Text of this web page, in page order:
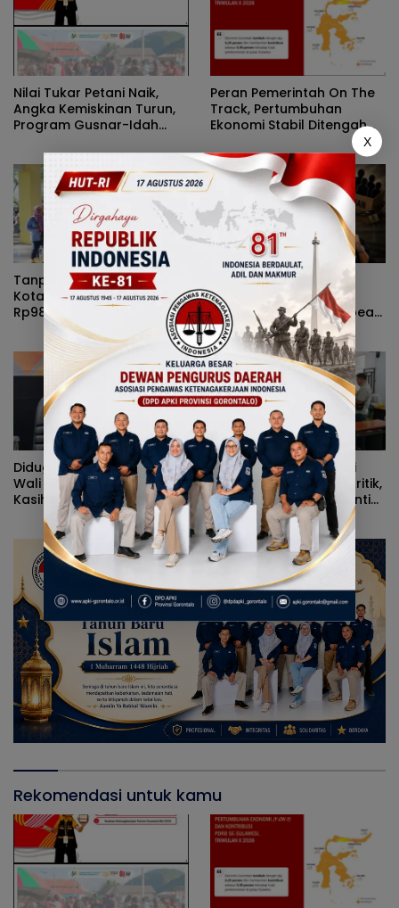
Nilai Tukar Petani Naik,
Angka Kemiskinan Turun,
Program Gusnar-Idah
Dan Dinikmati Masyarakat
Peran Pemerintah On The
Track, Pertumbuhan
Ekonomi Stabil Ditengah
Tanpa Kehadiran Wali
Kota, Pemprov Salurkan
Rp987 Juta Kepada 395
Pelaku UMKM Kota
Gorontalo
Rizal Agu Sarankan Sri
Darsianti Tuna Tegur
Walikota Adhan Dambea
Ketimbang Dinas
Kumperindag Pemprov
Gorontalo
Diduga Kerap Dipersulit
Wali Kota Adhan Dambea,
Kasihan Warga Kota
Gorontalo Jarang Dapat
Bantuan Pemprov
Alvian Mato Sindir Wali
Kota: Terlalu Banyak Kritik,
Kerja Nyata Lebih Dinanti
Masyarakat
Rekomendasi untuk kamu
X